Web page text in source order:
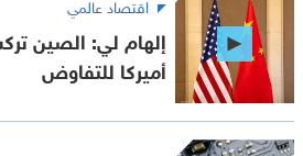
إلهام لي: الصين
أميركا للتفاوض